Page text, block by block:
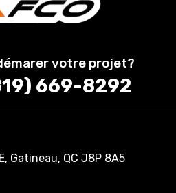
votre projet?
669-8292
Gatineau, QC J8P 8A5